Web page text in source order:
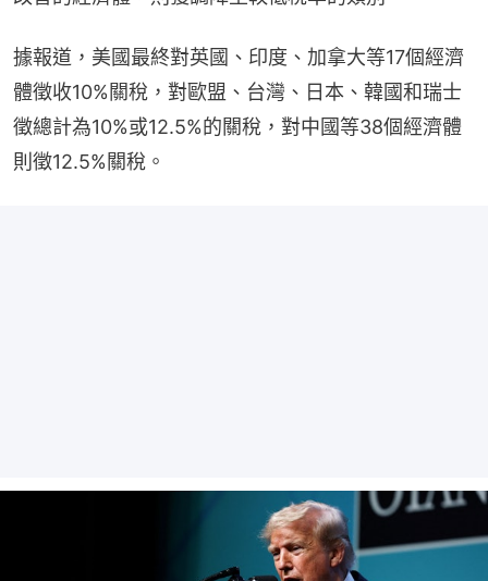
據報道，美國最終對英國、印度、加拿大等17個經濟
體徵收10%關稅，對歐盟、台灣、日本、韓國和瑞士
徵總計為10%或12.5%的關稅，對中國等38個經濟體
則徵12.5%關稅。